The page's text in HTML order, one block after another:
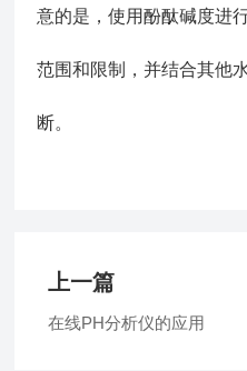
意的是，使用酚酞碱度进
范围和限制，并结合其他
断。
上一篇
在线PH分析仪的应用